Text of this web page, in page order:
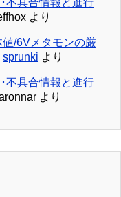
より
/6Vメタモンの厳
sprunki より
不具合情報と進行
より